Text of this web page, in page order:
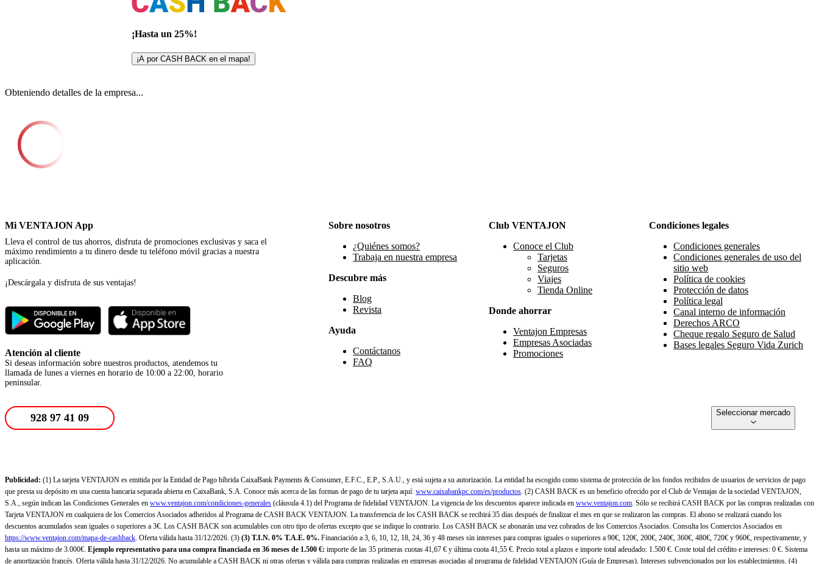
¡Hasta un 25%!
¡A por CASH BACK en el mapa!
Obteniendo detalles de la empresa...
Mi VENTAJON App
Lleva el control de tus ahorros, disfruta de promociones exclusivas y saca el
máximo rendimiento a tu dinero desde tu teléfono móvil gracias a nuestra
aplicación.
¡Descárgala y disfruta de sus ventajas!
Atención al cliente
Si deseas información sobre nuestros productos, atendemos tu
llamada de lunes a viernes en horario de 10:00 a 22:00, horario
peninsular.
Sobre nosotros
¿Quiénes somos?
Trabaja en nuestra empresa
Descubre más
Blog
Revista
Ayuda
Contáctanos
FAQ
Club VENTAJON
Conoce el Club
Tarjetas
Seguros
Viajes
Tienda Online
Donde ahorrar
Ventajon Empresas
Empresas Asociadas
Promociones
Condiciones legales
Condiciones generales
Condiciones generales de uso del
sitio web
Política de cookies
Protección de datos
Política legal
Canal interno de información
Derechos ARCO
Cheque regalo Seguro de Salud
Bases legales Seguro Vida Zurich
928 97 41 09 Seleccionar mercado
Publicidad: (1) La tarjeta VENTAJON es emitida por la Entidad de Pago híbrida CaixaBank Payments & Consumer, E.F.C., E.P., S.A.U., y está sujeta a su autorización. La entidad ha escogido como sistema de protección de los fondos recibidos de usuarios de servicios de pago
que presta su depósito en una cuenta bancaria separada abierta en CaixaBank, S.A. Conoce más acerca de las formas de pago de tu tarjeta aquí: www.caixabankpc.com/es/productos. (2) CASH BACK es un beneficio ofrecido por el Club de Ventajas de la sociedad VENTAJON,
S.A., según indican las Condiciones Generales en www.ventajon.com/condiciones-generales (cláusula 4.1) del Programa de fidelidad VENTAJON. La vigencia de los descuentos aparece indicada en www.ventajon.com. Sólo se recibirá CASH BACK por las compras realizadas con
Tarjeta VENTAJON en cualquiera de los Comercios Asociados adheridos al Programa de CASH BACK VENTAJON. La transferencia de los CASH BACK se recibirá 35 días después de finalizar el mes en que se realizaron las compras. El abono se realizará cuando los
descuentos acumulados sean iguales o superiores a 3€. Los CASH BACK son acumulables con otro tipo de ofertas excepto que se indique lo contrario. Los CASH BACK se abonarán una vez cobrados de los Comercios Asociados. Consulta los Comercios Asociados en
https://www.ventajon.com/mapa-de-cashback. Oferta válida hasta 31/12/2026. (3) (3) T.I.N. 0% T.A.E. 0%. Financiación a 3, 6, 10, 12, 18, 24, 36 y 48 meses sin intereses para compras iguales o superiores a 90€, 120€, 200€, 240€, 360€, 480€, 720€ y 960€, respectivamente, y
hasta un máximo de 3.000€. Ejemplo representativo para una compra financiada en 36 meses de 1.500 €: importe de las 35 primeras cuotas 41,67 € y última cuota 41,55 €. Precio total a plazos e importe total adeudado: 1.500 €. Coste total del crédito e intereses: 0 €. Sistema
de amortización francés. Oferta válida hasta 31/12/2026. No acumulable a CASH BACK ni otras ofertas y válida para compras realizadas en empresas asociadas al programa de fidelidad VENTAJON (Guía de Empresas). Intereses subvencionados por los establecimientos. (4)